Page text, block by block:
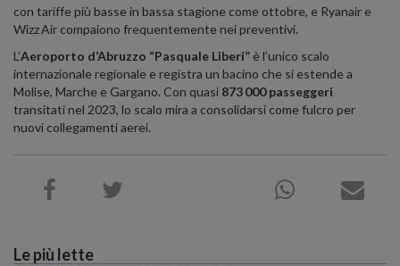
con tariffe più basse in bassa stagione come ottobre, e Ryanair e
Wizz Air compaiono frequentemente nei preventivi.
L’Aeroporto d’Abruzzo “Pasquale Liberi” è l’unico scalo
internazionale regionale e registra un bacino che si estende a
Molise, Marche e Gargano. Con quasi 873 000 passeggeri
transitati nel 2023, lo scalo mira a consolidarsi come fulcro per
nuovi collegamenti aerei.
Le più lette